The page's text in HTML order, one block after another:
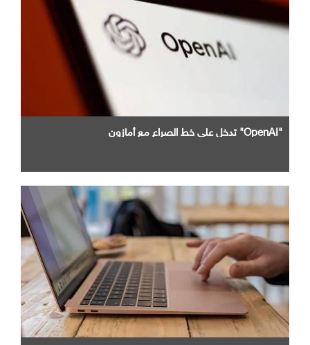
"OpenAI" تدخل علي خط الصراع مع أمازون